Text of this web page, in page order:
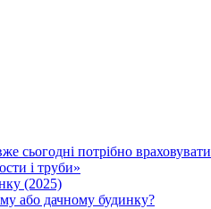
сьогодні потрібно враховувати
і труби»
(2025)
або дачному будинку?